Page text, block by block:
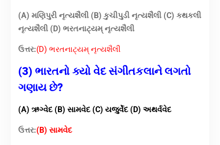
(A) મણિપુરી નૃત્યશૈલી (B) કુચીપુડી નૃત્યશૈલી (C) કથકલી
નૃત્યશૈલી (D) ભરતનાટ્યમ્ નૃત્યશૈલી
ઉત્તર:(D) ભરતનાટ્યમ્ નૃત્યશૈલી
(3) ભારતનો ક્યો વેદ સંગીતકલાને લગતો
ગણાય છે?
(A) ઋગ્વેદ (B) સામવેદ (C) યજુર્વેદ (D) અથર્વવેદ
ઉત્તર:(B) સામવેદ